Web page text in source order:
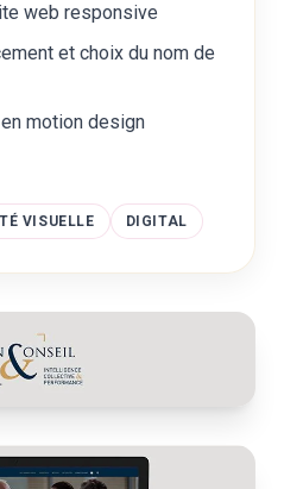
web responsive
et choix du nom de
motion design
VISUELLE DIGITAL